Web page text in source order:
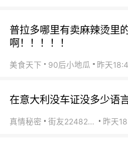
普拉多哪里有卖麻辣烫里
啊！！！！！
美食天下 90后小地瓜 昨天
在意大利没车证没多少语
真情秘密 街友22482465 昨天